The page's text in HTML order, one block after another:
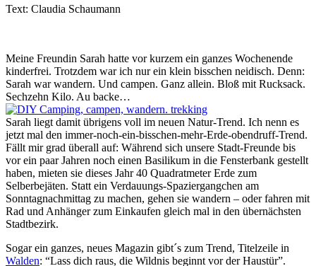
Text: Claudia Schaumann
Meine Freundin Sarah hatte vor kurzem ein ganzes Wochenende
kinderfrei. Trotzdem war ich nur ein klein bisschen neidisch. Denn:
Sarah war wandern. Und campen. Ganz allein. Bloß mit Rucksack.
Sechzehn Kilo. Au backe…
Sarah liegt damit übrigens voll im neuen Natur-Trend. Ich nenn es
jetzt mal den immer-noch-ein-bisschen-mehr-Erde-obendruff-Trend.
Fällt mir grad überall auf: Während sich unsere Stadt-Freunde bis
vor ein paar Jahren noch einen Basilikum in die Fensterbank gestellt
haben, mieten sie dieses Jahr 40 Quadratmeter Erde zum
Selberbejäten. Statt ein Verdauungs-Spaziergangchen am
Sonntagnachmittag zu machen, gehen sie wandern – oder fahren mit
Rad und Anhänger zum Einkaufen gleich mal in den übernächsten
Stadtbezirk.
Sogar ein ganzes, neues Magazin gibt´s zum Trend, Titelzeile in
Walden: “Lass dich raus, die Wildnis beginnt vor der Haustür”.